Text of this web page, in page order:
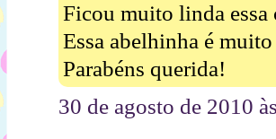
Ficou muito linda essa
Essa abelhinha é
Parabéns querida!
30 de agosto de 2010